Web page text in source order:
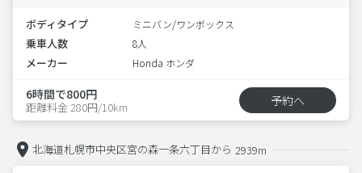
ボディタイプ ミニバン/ワンボックス
乗車人数 8人
メーカー Honda ホンダ
6時間で800円
距離料金 280円/10km 予約へ
北海道札幌市中央区宮の森一条六丁目から 2939m